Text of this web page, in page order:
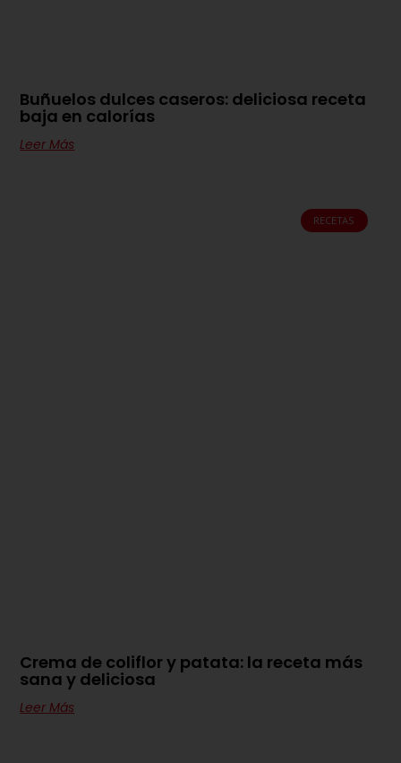
Buñuelos dulces caseros: deliciosa receta
baja en calorías
Leer Más
RECETAS
Crema de coliflor y patata: la receta más
sana y deliciosa
Leer Más